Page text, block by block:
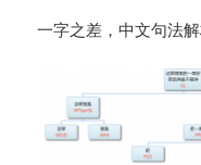
一字之差，中文句法解